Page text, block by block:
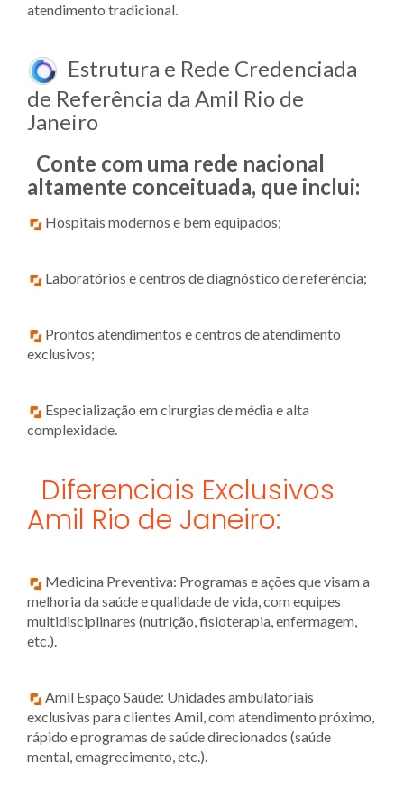
atendimento tradicional.
Estrutura e Rede Credenciada
de Referência da Amil Rio de
Janeiro
Conte com uma rede nacional
altamente conceituada, que inclui:
Hospitais modernos e bem equipados;
Laboratórios e centros de diagnóstico de referência;
Prontos atendimentos e centros de atendimento
exclusivos;
Especialização em cirurgias de média e alta
complexidade.
Diferenciais Exclusivos
Amil Rio de Janeiro:
Medicina Preventiva: Programas e ações que visam a
melhoria da saúde e qualidade de vida, com equipes
multidisciplinares (nutrição, fisioterapia, enfermagem,
etc.).
Amil Espaço Saúde: Unidades ambulatoriais
exclusivas para clientes Amil, com atendimento próximo,
rápido e programas de saúde direcionados (saúde
mental, emagrecimento, etc.).